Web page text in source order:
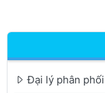
Đại lý phân